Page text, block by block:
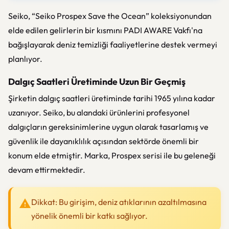
Seiko, “Seiko Prospex Save the Ocean” koleksiyonundan
elde edilen gelirlerin bir kısmını PADI AWARE Vakfı'na
bağışlayarak deniz temizliği faaliyetlerine destek vermeyi
planlıyor.
Dalgıç Saatleri Üretiminde Uzun Bir Geçmiş
Şirketin dalgıç saatleri üretiminde tarihi 1965 yılına kadar
uzanıyor. Seiko, bu alandaki ürünlerini profesyonel
dalgıçların gereksinimlerine uygun olarak tasarlamış ve
güvenlik ile dayanıklılık açısından sektörde önemli bir
konum elde etmiştir. Marka, Prospex serisi ile bu geleneği
devam ettirmektedir.
Dikkat: Bu girişim, deniz atıklarının azaltılmasına
yönelik önemli bir katkı sağlıyor.